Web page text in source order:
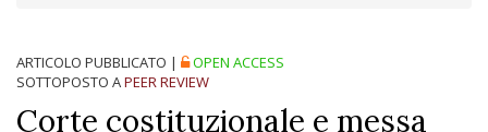
ARTICOLO PUBBLICATO |
OPEN ACCESS
SOTTOPOSTO APEER REVIEW
Corte costituzionale e messa